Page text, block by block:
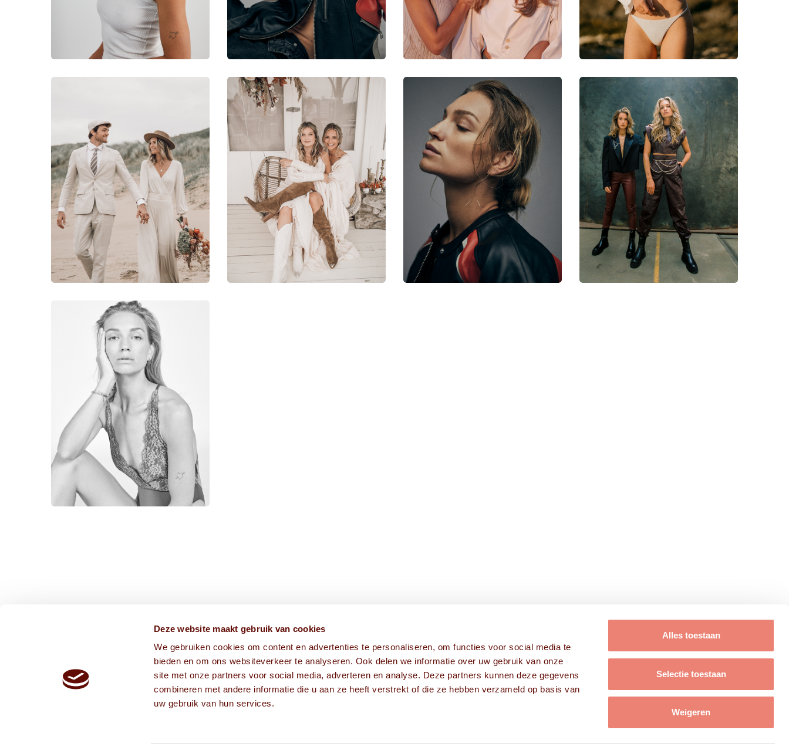
Deze website maakt gebruik van cookies
We gebruiken cookies om content en advertenties te personaliseren, om functies voor social media te
bieden en om ons websiteverkeer te analyseren. Ook delen we informatie over uw gebruik van onze
site met onze partners voor social media, adverteren en analyse. Deze partners kunnen deze gegevens
combineren met andere informatie die u aan ze heeft verstrekt of die ze hebben verzameld op basis van
uw gebruik van hun services.
Alles toestaan
Selectie toestaan
Weigeren
info@frissekoppen.nl
013-75 05 241
HIER VIND JE ONS
Fabriekstraat 1A
5038 EM Tilburg
Modellen
Acteurs
Campagnes